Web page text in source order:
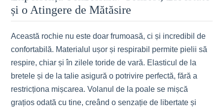
și o Atingere de Mătăsire
Această rochie nu este doar frumoasă, ci și incredibil de
confortabilă. Materialul ușor și respirabil permite pielii să
respire, chiar și în zilele toride de vară. Elasticul de la
bretele și de la talie asigură o potrivire perfectă, fără a
restricționa mișcarea. Volanul de la poale se mișcă
grațios odată cu tine, creând o senzație de libertate și